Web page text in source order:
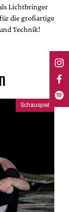
Lichtbringer
die großartige
Technik!
Schauspiel